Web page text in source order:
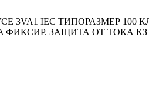
IEC ТИПОРАЗМЕР 100
ФИКСИР. ЗАЩИТА ОТ ТОКА